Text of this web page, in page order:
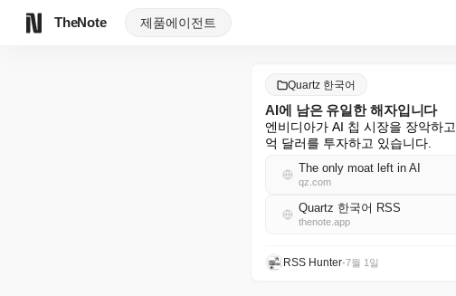
TheNote 제품에이전트
Quartz 한국어
AI에 남은 유일한 해자입니다
엔비디아가 AI 칩 시장을 장악하
억 달러를 투자하고 있습니다.
The only moat left in AI
qz.com
Quartz 한국어 RSS
thenote.app
RSS Hunter•7월 1일